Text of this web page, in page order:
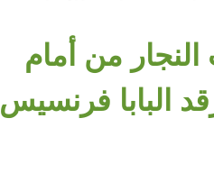
من أمام
البابا فرنسيس